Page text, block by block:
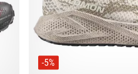
-5%